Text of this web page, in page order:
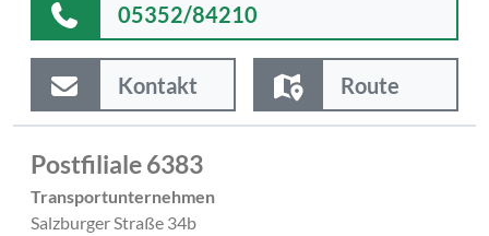
05352/84210
Kontakt Route
Postfiliale 6383
Transportunternehmen
Salzburger Straße 34b